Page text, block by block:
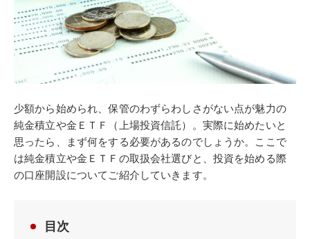
少額から始められ、保管のわずらわしさがない点が魅力の
純金積立や金ＥＴＦ（上場投資信託）。実際に始めたいと
思ったら、まず何をする必要があるのでしょうか。ここで
は純金積立や金ＥＴＦの取扱会社選びと、投資を始める際
の口座開設についてご紹介していきます。
目次